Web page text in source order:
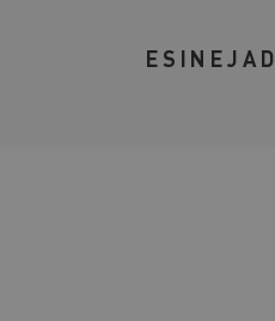
ESINEJAD